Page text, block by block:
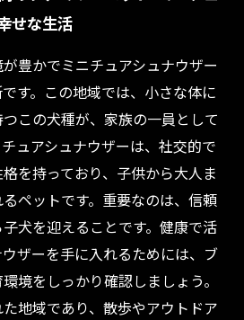
せな生活
豊かでミニチュアシュナウザー
す。この地域では、小さな体に
この犬種が、家族の一員として
ュアシュナウザーは、社交的で
を持っており、子供から大人ま
ペットです。重要なのは、信頼
犬を迎えることです。健康で活
ザーを手に入れるためには、ブ
境をしっかり確認しましょう。
地域であり、散歩やアウトドア